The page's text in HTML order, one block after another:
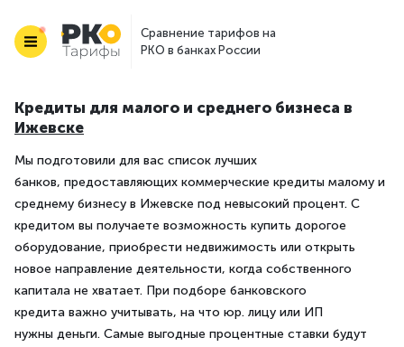
Сравнение тарифов на
РКО в банках России
Кредиты для малого и среднего бизнеса в
Ижевске
Мы подготовили для вас список лучших
банков, предоставляющих коммерческие кредиты малому и
среднему бизнесу в Ижевске под невысокий процент. С
кредитом вы получаете возможность купить дорогое
оборудование, приобрести недвижимость или открыть
новое направление деятельности, когда собственного
капитала не хватает. При подборе банковского
кредита важно учитывать, на что юр. лицу или ИП
нужны деньги. Самые выгодные процентные ставки будут